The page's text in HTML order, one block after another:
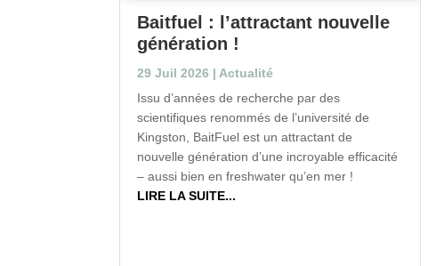
Baitfuel : l’attractant nouvelle
génération !
29 Juil 2026 |Actualité
Issu d’années de recherche par des
scientifiques renommés de l’université de
Kingston, BaitFuel est un attractant de
nouvelle génération d’une incroyable efficacité
– aussi bien en freshwater qu’en mer !
LIRE LA SUITE...